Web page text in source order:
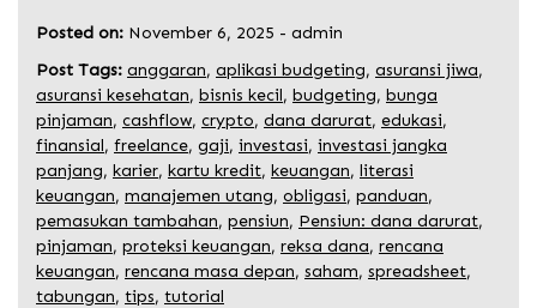
Posted on: November 6, 2025 - admin
Post Tags: anggaran, aplikasi budgeting, asuransi jiwa,
asuransi kesehatan, bisnis kecil, budgeting, bunga
pinjaman, cashflow, crypto, dana darurat, edukasi,
finansial, freelance, gaji, investasi, investasi jangka
panjang, karier, kartu kredit, keuangan, literasi
keuangan, manajemen utang, obligasi, panduan,
pemasukan tambahan, pensiun, Pensiun: dana darurat,
pinjaman, proteksi keuangan, reksa dana, rencana
keuangan, rencana masa depan, saham, spreadsheet,
tabungan, tips, tutorial